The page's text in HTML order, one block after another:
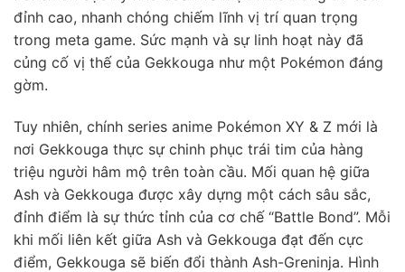
đỉnh cao, nhanh chóng chiếm lĩnh vị trí quan trọng
trong meta game. Sức mạnh và sự linh hoạt này đã
củng cố vị thế của Gekkouga như một Pokémon đáng
gờm.
Tuy nhiên, chính series anime Pokémon XY & Z mới là
nơi Gekkouga thực sự chinh phục trái tim của hàng
triệu người hâm mộ trên toàn cầu. Mối quan hệ giữa
Ash và Gekkouga được xây dựng một cách sâu sắc,
đỉnh điểm là sự thức tỉnh của cơ chế “Battle Bond”. Mỗi
khi mối liên kết giữa Ash và Gekkouga đạt đến cực
điểm, Gekkouga sẽ biến đổi thành Ash-Greninja. Hình